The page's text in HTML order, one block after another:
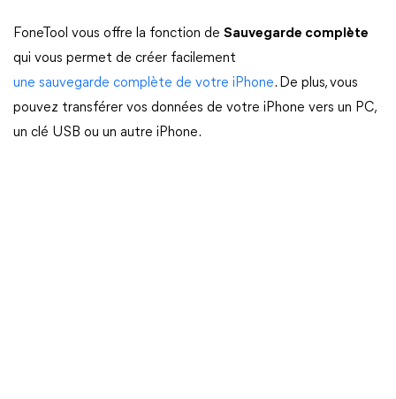
FoneTool vous offre la fonction de Sauvegarde complète
qui vous permet de créer facilement
une sauvegarde complète de votre iPhone. De plus, vous
pouvez transférer vos données de votre iPhone vers un PC,
un clé USB ou un autre iPhone.